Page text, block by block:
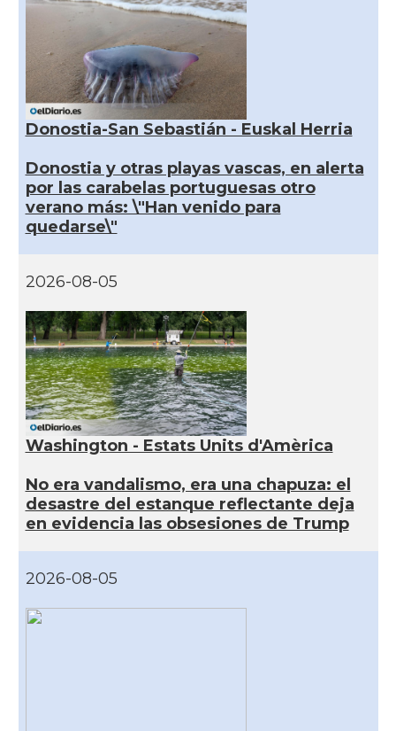
Donostia-San Sebastián - Euskal Herria
Donostia y otras playas vascas, en alerta
por las carabelas portuguesas otro
verano más: \"Han venido para
quedarse\"
2026-08-05
Washington - Estats Units d'Amèrica
No era vandalismo, era una chapuza: el
desastre del estanque reflectante deja
en evidencia las obsesiones de Trump
2026-08-05